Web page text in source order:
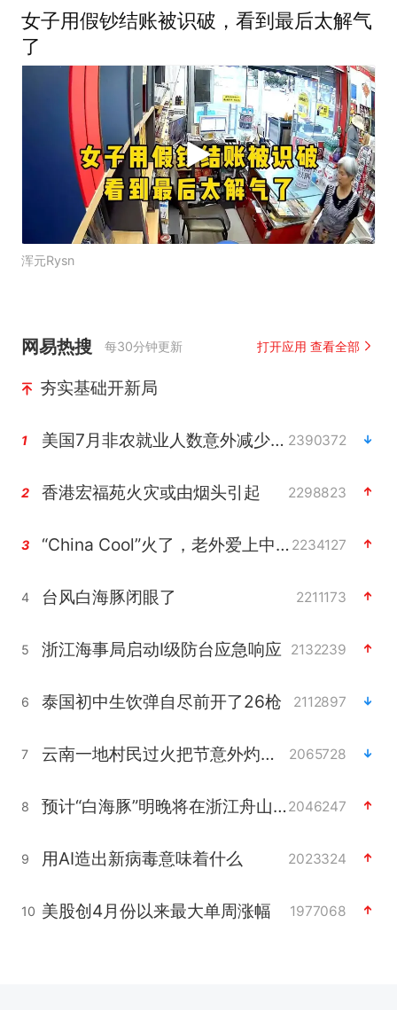
女子用假钞结账被识破，看到最后太解气
了
浑元Rysn
网易热搜 每30分钟更新 打开应用 查看全部
夯实基础开新局
1 美国7月非农就业人数意外减少2.3万人 2390372
2 香港宏福苑火灾或由烟头引起 2298823
3 “China Cool”火了，老外爱上中国避暑游 2234127
4 台风白海豚闭眼了 2211173
5 浙江海事局启动Ⅰ级防台应急响应 2132239
6 泰国初中生饮弹自尽前开了26枪 2112897
7 云南一地村民过火把节意外灼伤16人 2065728
8 预计“白海豚”明晚将在浙江舟山到福建福鼎一带沿海登陆2046247
9 用AI造出新病毒意味着什么 2023324
10 美股创4月份以来最大单周涨幅 1977068